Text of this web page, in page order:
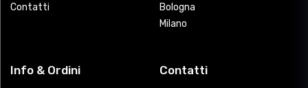
Contatti
Bologna
Milano
Info & Ordini Contatti